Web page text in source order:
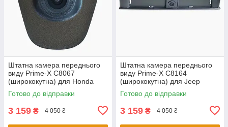
Штатна камера переднього
виду Prime-X С8067
(ширококутна) для Honda
Accord 2.0 2014 - 2015
Готово до відправки
3 159 ₴ 4 050 ₴
Штатна камера переднього
виду Prime-X C8164
(ширококутна) для Jeep
Compass 2017 - 2018
Готово до відправки
3 159 ₴ 4 050 ₴